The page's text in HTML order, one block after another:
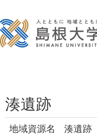
湊遺跡
地域資源名
湊遺跡